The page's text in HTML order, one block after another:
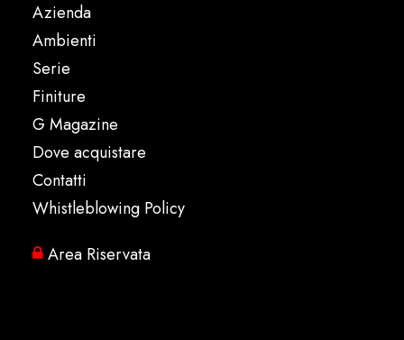
Azienda
Ambienti
Serie
Finiture
G Magazine
Dove acquistare
Contatti
Whistleblowing Policy
Area Riservata